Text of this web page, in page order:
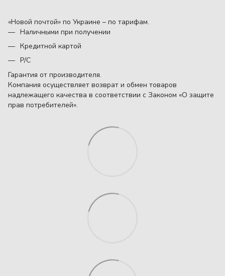
«Новой почтой» по Украине – по тарифам.
Наличными при получении
Кредитной картой
Р/С
Гарантия от производителя.
Компания осуществляет возврат и обмен товаров
надлежащего качества в соответствии с Законом «О защите
прав потребителей».